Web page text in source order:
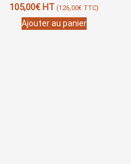
105,00€HT (126,00€TTC)
Ajouter au panier